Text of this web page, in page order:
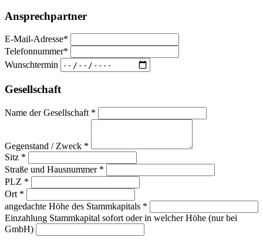
Ansprechpartner
E-Mail-Adresse*
Telefonnummer*
Wunschtermin
Gesellschaft
Name der Gesellschaft *
Gegenstand / Zweck *
Sitz *
Straße und Hausnummer *
PLZ *
Ort *
angedachte Höhe des Stammkapitals *
Einzahlung Stammkapital sofort oder in welcher Höhe (nur bei
GmbH)